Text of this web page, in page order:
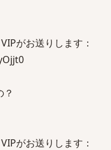
がお送りします：
がお送りします：